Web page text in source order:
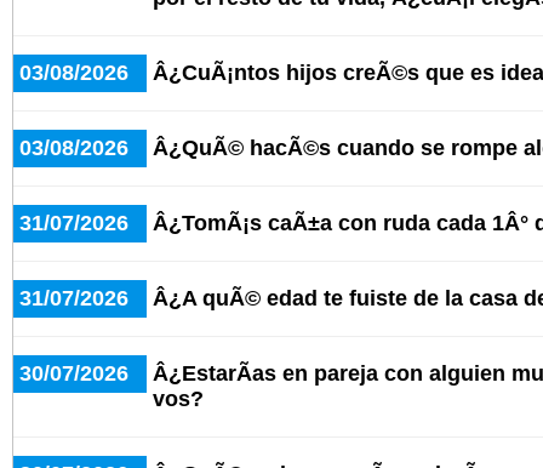
03/08/2026 Â¿CuÃ¡ntos hijos creÃ©s que es
03/08/2026 Â¿QuÃ© hacÃ©s cuando se rompe
31/07/2026 Â¿TomÃ¡s caÃ±a con ruda cada 1Â°
31/07/2026 Â¿A quÃ© edad te fuiste de la casa
30/07/2026
Â¿EstarÃ­as en pareja con alguien
vos?